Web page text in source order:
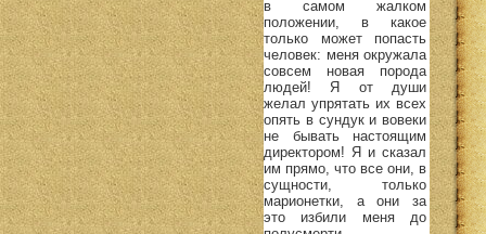
в самом жалком
положении, в какое
только может попасть
человек: меня окружала
совсем новая порода
людей! Я от души
желал упрятать их всех
опять в сундук и вовеки
не бывать настоящим
директором! Я и сказал
им прямо, что все они, в
сущности, только
марионетки, а они за
это избили меня до